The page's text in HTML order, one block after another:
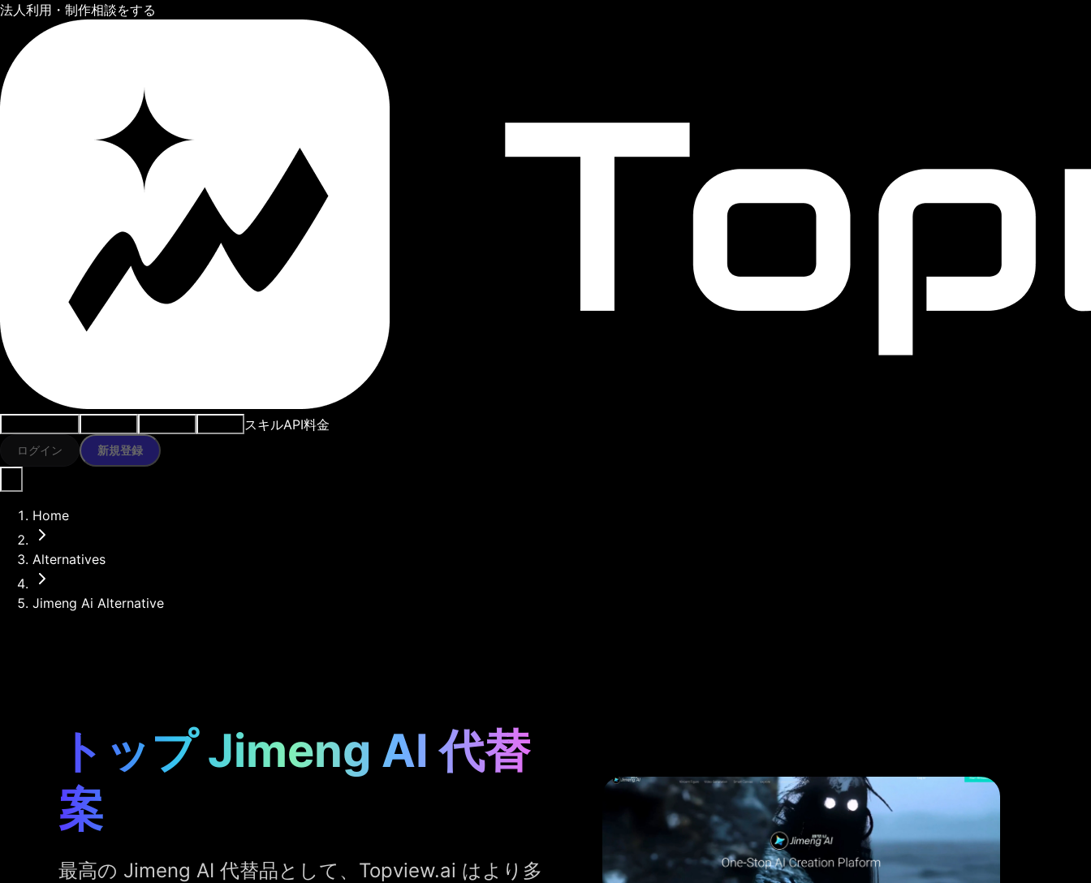
法人利用・制作相談をする
スキルAPI料金
ログイン 新規登録
Home
Alternatives
Jimeng Ai Alternative
トップ Jimeng AI 代替
案
最高の Jimeng AI 代替品として、Topview.ai はより多